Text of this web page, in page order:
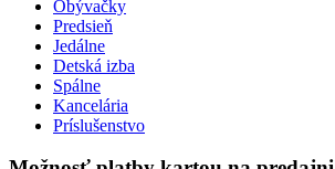
Obývačky
Predsieň
Jedálne
Detská izba
Spálne
Kancelária
Príslušenstvo